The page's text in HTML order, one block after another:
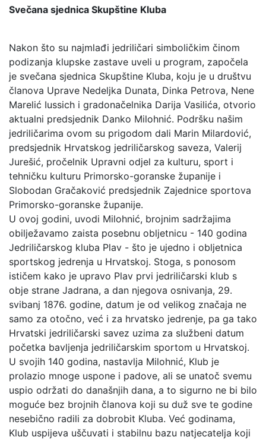
Svečana sjednica Skupštine Kluba
Nakon što su najmlađi jedriličari simboličkim činom
podizanja klupske zastave uveli u program, započela
je svečana sjednica Skupštine Kluba, koju je u društvu
članova Uprave Nedeljka Dunata, Dinka Petrova, Nene
Marelić Iussich i gradonačelnika Darija Vasilića, otvorio
aktualni predsjednik Danko Milohnić. Podršku našim
jedriličarima ovom su prigodom dali Marin Milardović,
predsjednik Hrvatskog jedriličarskog saveza, Valerij
Jurešić, pročelnik Upravni odjel za kulturu, sport i
tehničku kulturu Primorsko-goranske županije i
Slobodan Gračaković predsjednik Zajednice sportova
Primorsko-goranske županije.
U ovoj godini, uvodi Milohnić, brojnim sadržajima
obilježavamo zaista posebnu obljetnicu - 140 godina
Jedriličarskog kluba Plav - što je ujedno i obljetnica
sportskog jedrenja u Hrvatskoj. Stoga, s ponosom
ističem kako je upravo Plav prvi jedriličarski klub s
obje strane Jadrana, a dan njegova osnivanja, 29.
svibanj 1876. godine, datum je od velikog značaja ne
samo za otočno, već i za hrvatsko jedrenje, pa ga tako
Hrvatski jedriličarski savez uzima za službeni datum
početka bavljenja jedriličarskim sportom u Hrvatskoj.
U svojih 140 godina, nastavlja Milohnić, Klub je
prolazio mnoge uspone i padove, ali se unatoč svemu
uspio održati do današnjih dana, a to sigurno ne bi bilo
moguće bez brojnih članova koji su duž sve te godine
nesebično radili za dobrobit Kluba. Već godinama,
Klub uspijeva uščuvati i stabilnu bazu natjecatelja koji